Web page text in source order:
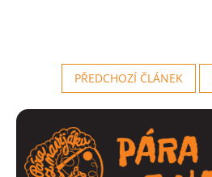
PŘEDCHOZÍ ČLÁNEK